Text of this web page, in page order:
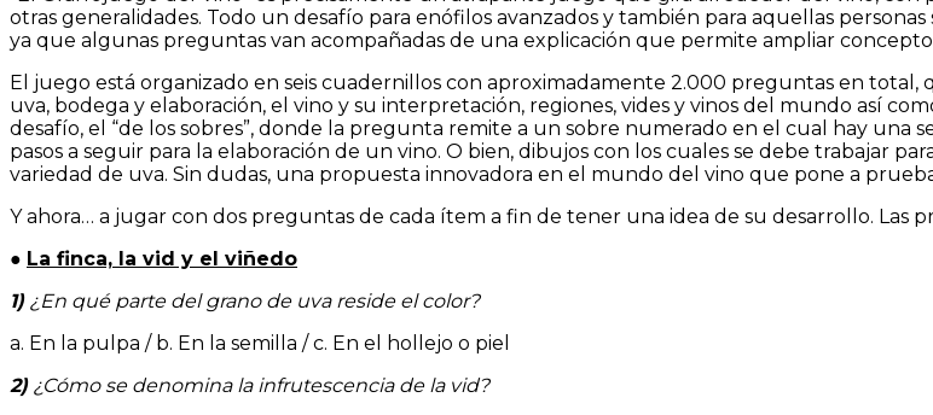
otras generalidades. Todo un desafío para enófilos avanzados y también para aquellas
ya que algunas preguntas van acompañadas de una explicación que permite ampliar
El juego está organizado en seis cuadernillos con aproximadamente 2.000 preguntas en total,
uva, bodega y elaboración, el vino y su interpretación, regiones, vides y vinos del mundo así
desafío, el “de los sobres”, donde la pregunta remite a un sobre numerado en el cual hay
pasos a seguir para la elaboración de un vino. O bien, dibujos con los cuales se debe trabajar
variedad de uva. Sin dudas, una propuesta innovadora en el mundo del vino que pone a
Y ahora… a jugar con dos preguntas de cada ítem a fin de tener una idea de su desarrollo. Las
● La finca, la vid y el viñedo
1)¿En qué parte del grano de uva reside el color?
a. En la pulpa / b. En la semilla / c. En el hollejo o piel
2)¿Cómo se denomina la infrutescencia de la vid?